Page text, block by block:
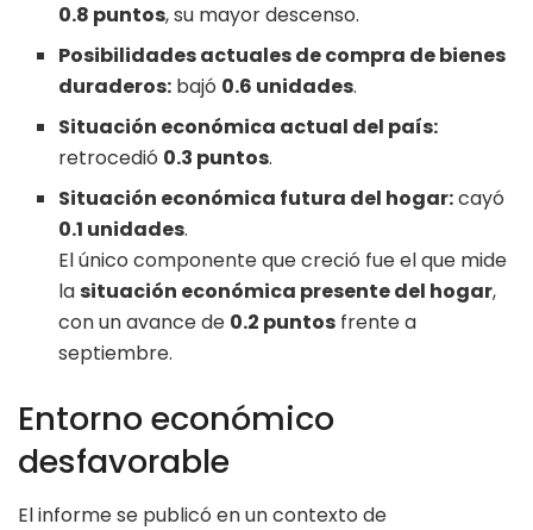
0.8 puntos, su mayor descenso.
Posibilidades actuales de compra de bienes
duraderos: bajó 0.6 unidades.
Situación económica actual del país:
retrocedió 0.3 puntos.
Situación económica futura del hogar:cayó
0.1 unidades.
El único componente que creció fue el que mide
lasituación económica presente del hogar,
con un avance de 0.2 puntos frente a
septiembre.
Entorno económico
desfavorable
El informe se publicó en un contexto de